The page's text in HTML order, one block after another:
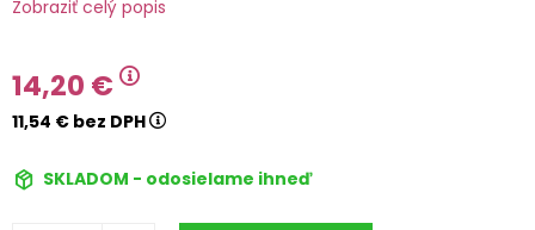
Zobraziť celý popis
14,20 €
11,54 € bez DPH
SKLADOM - odosielame ihneď